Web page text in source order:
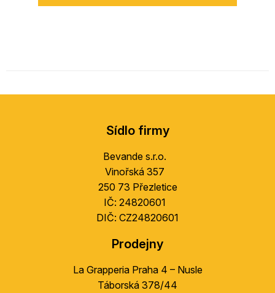
Sídlo firmy
Bevande s.r.o.
Vinořská 357
250 73 Přezletice
IČ: 24820601
DIČ: CZ24820601
Prodejny
La Grapperia Praha 4 – Nusle
Táborská 378/44